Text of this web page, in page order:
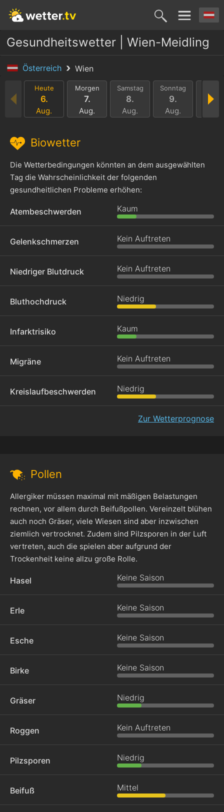
Gesundheitswetter | Wien-Meidling
Österreich Wien
Heute
6.
Aug.
Morgen
7.
Aug.
Samstag
8.
Aug.
Sonntag
9.
Aug.
10.
Biowetter
Die Wetterbedingungen könnten an dem ausgewählten
Tag die Wahrscheinlichkeit der folgenden
gesundheitlichen Probleme erhöhen:
Atembeschwerden Kaum
Gelenkschmerzen Kein Auftreten
Niedriger Blutdruck Kein Auftreten
Bluthochdruck Niedrig
Infarktrisiko Kaum
Migräne Kein Auftreten
Kreislaufbeschwerden Niedrig
Zur Wetterprognose
Pollen
Allergiker müssen maximal mit mäßigen Belastungen
rechnen, vor allem durch Beifußpollen. Vereinzelt blühen
auch noch Gräser, viele Wiesen sind aber inzwischen
ziemlich vertrocknet. Zudem sind Pilzsporen in der Luft
vertreten, auch die spielen aber aufgrund der
Trockenheit keine allzu große Rolle.
Hasel Keine Saison
Erle Keine Saison
Esche Keine Saison
Birke Keine Saison
Gräser Niedrig
Roggen Kein Auftreten
Pilzsporen Niedrig
Beifuß Mittel